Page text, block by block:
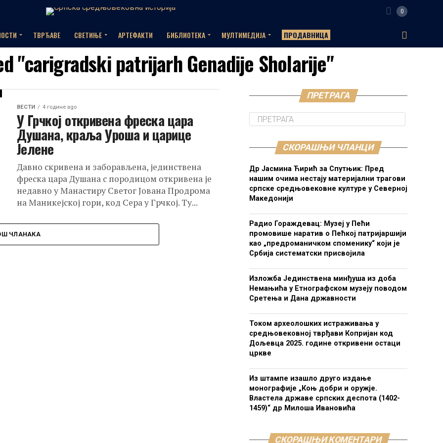
0
ТВРЂАВЕ СВЕТИЊЕ АРТЕФАКТИ БИБЛИОТЕКА МУЛТИМЕДИЈА ПРОДАВНИЦА
"carigradski patrijarh Genadije Sholarije"
ВЕСТИ 4 године ago
У Грчкој откривена фреска цара
Душана, краља Уроша и царице
Јелене
Давно скривена и заборављена, јединствена
фреска цара Душана с породицом откривена је
недавно у Манастиру Светог Јована Продрома
на Маникејској гори, код Сера у Грчкој. Ту...
ЧЛАНАКА
ПРЕТРАГА
СКОРАШЊИ ЧЛАНЦИ
Др Јасмина Ћирић за Спутњик: Пред
нашим очима нестају материјални трагови
српске средњовековне културе у Северној
Македонији
Радио Гораждевац: Музеј у Пећи
промовише наратив о Пећкој патријаршији
као „предроманичком споменику“ који је
Србија систематски присвојила
Изложба Јединствена минђуша из доба
Немањића у Етнографском музеју поводом
Сретења и Дана државности
Током археолошких истраживања у
средњовековној тврђави Копријан код
Дољевца 2025. године откривени остаци
цркве
Из штампе изашло друго издање
монографије „Коњ добри и оружје.
Властела државе српских деспота (1402-
1459)“ др Милоша Ивановића
СКОРАШЊИ КОМЕНТАРИ